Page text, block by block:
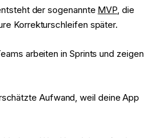
der sogenannte MVP, die
Korrekturschleifen später.
arbeiten in Sprints und zeigen
Aufwand, weil deine App